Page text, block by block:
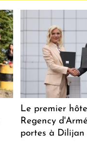
Le premier
Regency
portes à Dilijan